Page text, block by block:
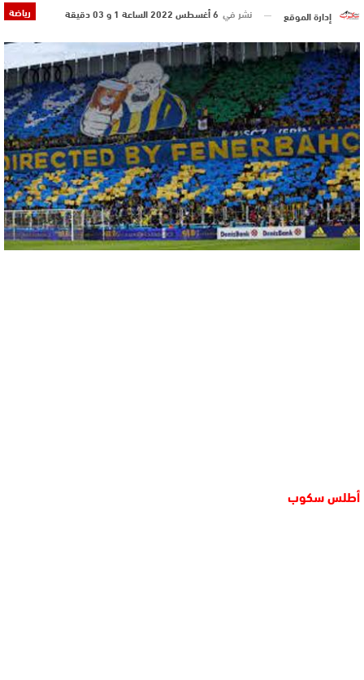
رياضة إدارة الموقع نشر في 6 أغسطس 2022 الساعة 1 و 03 دقيقة
أطلس سكوب